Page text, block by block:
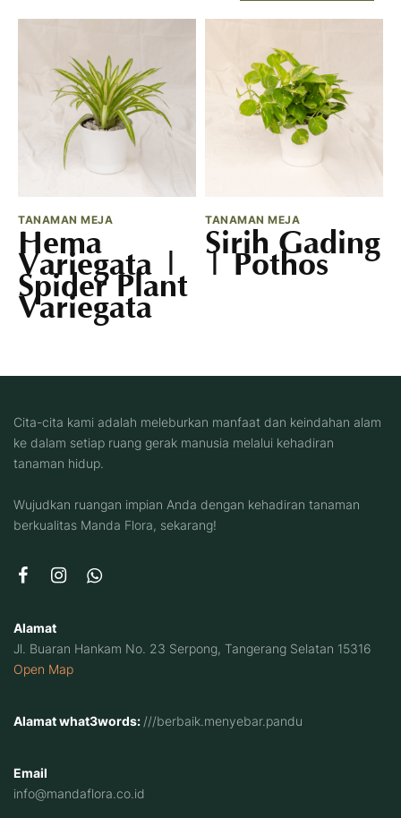
TANAMAN MEJA
Hema
Variegata |
Spider Plant
Variegata
TANAMAN MEJA
Sirih Gading
| Pothos
Cita-cita kami adalah meleburkan manfaat dan keindahan alam
ke dalam setiap ruang gerak manusia melalui kehadiran
tanaman hidup.
Wujudkan ruangan impian Anda dengan kehadiran tanaman
berkualitas Manda Flora, sekarang!
Alamat
Jl. Buaran Hankam No. 23 Serpong, Tangerang Selatan 15316
Open Map
Alamat what3words: ///berbaik.menyebar.pandu
Email
info@mandaflora.co.id